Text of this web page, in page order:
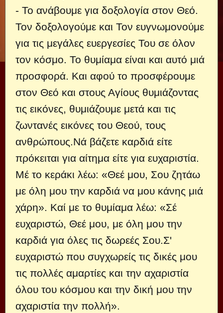
- Το ανάβουμε για δοξολογία στον Θεό.
Τον δοξολογούμε και Τον ευγνωμονούμε
για τις μεγάλες ευεργεσίες Του σε όλον
τον κόσμο. Το θυμίαμα είναι και αυτό μιά
προσφορά. Και αφού το προσφέρουμε
στον Θεό και στους Αγίους θυμιάζοντας
τις εικόνες, θυμιάζουμε μετά και τις
ζωντανές εικόνες του Θεού, τους
ανθρώπους.Νά βάζετε καρδιά είτε
πρόκειται για αίτημα είτε για ευχαριστία.
Μέ το κεράκι λέω: «Θεέ μου, Σου ζητάω
με όλη μου την καρδιά να μου κάνης μιά
χάρη». Καί με το θυμίαμα λέω: «Σέ
ευχαριστώ, Θεέ μου, με όλη μου την
καρδιά για όλες τις δωρεές Σου.Σ'
ευχαριστώ που συγχωρείς τις δικές μου
τις πολλές αμαρτίες και την αχαριστία
όλου του κόσμου και την δική μου την
αχαριστία την πολλή».